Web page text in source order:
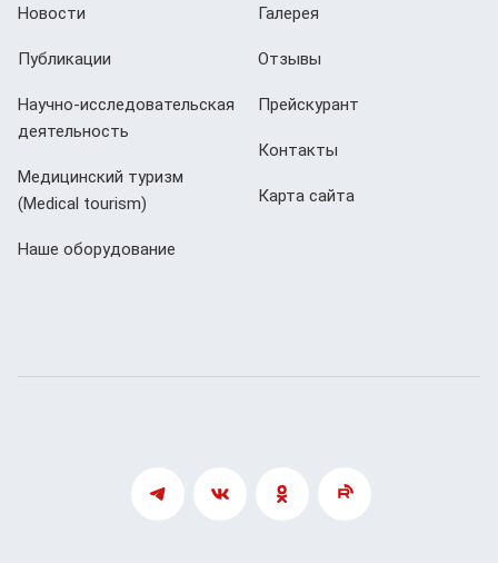
Новости
Публикации
Научно-исследовательская
деятельность
Медицинский туризм
(Мedical tourism)
Наше оборудование
Галерея
Отзывы
Прейскурант
Контакты
Карта сайта